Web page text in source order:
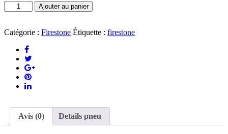
quantité
de
Firestone
195/50
R15
82H
Ajouter au panier
Catégorie : Firestone Étiquette : firestone
Avis (0) Details pneu